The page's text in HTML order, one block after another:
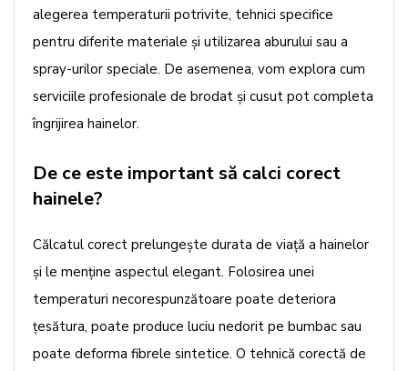
alegerea temperaturii potrivite, tehnici specifice
pentru diferite materiale și utilizarea aburului sau a
spray-urilor speciale. De asemenea, vom explora cum
serviciile profesionale de brodat și cusut pot completa
îngrijirea hainelor.
De ce este important să calci corect
hainele?
Călcatul corect prelungește durata de viață a hainelor
și le menține aspectul elegant. Folosirea unei
temperaturi necorespunzătoare poate deteriora
țesătura, poate produce luciu nedorit pe bumbac sau
poate deforma fibrele sintetice. O tehnică corectă de